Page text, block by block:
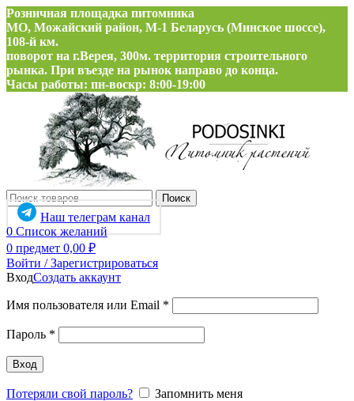
Розничная площадка питомника
МО, Можайский район, М-1 Беларусь (Минское шоссе),
108-й км.
поворот на г.Верея, 300м. территория строительного
рынка. При въезде на рынок направо до конца.
Часы работы: пн-воскр: 8:00-19:00
Поиск
Наш телеграм канал
0 Список желаний
0 предмет 0,00 ₽
Войти / Зарегистрироваться
ВходСоздать аккаунт
Имя пользователя или Email *
Пароль *
Вход
Потеряли свой пароль?
Запомнить меня